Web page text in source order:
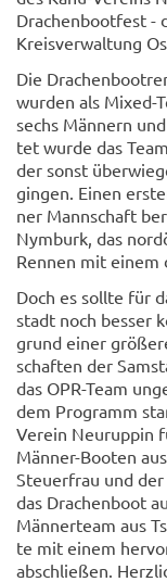
Dra­chen­boot­fest -
Kreis­ver­wal­tung
Die
wur­den als Mixed-​
sechs Män­nern
tet wurde das
der sonst
gin­gen. Einen
ner Mann­schaft
Nym­burk, das
Rennen mit
Doch es soll­te für
stadt noch bes­ser
grund einer
schaf­ten der
das OPR-​Team
dem Pro­gramm
Verein Neu­rup­pin
Männer-​Booten
Steu­er­frau und der
das Dra­chen­boot
Män­ner­team aus
te mit einem
ab­schlie­ßen.